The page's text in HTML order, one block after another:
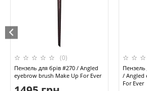
(0)
Пензель для брів #270 / Angled
eyebrow brush Make Up For Ever
Пензель
/ Angled
For Ever